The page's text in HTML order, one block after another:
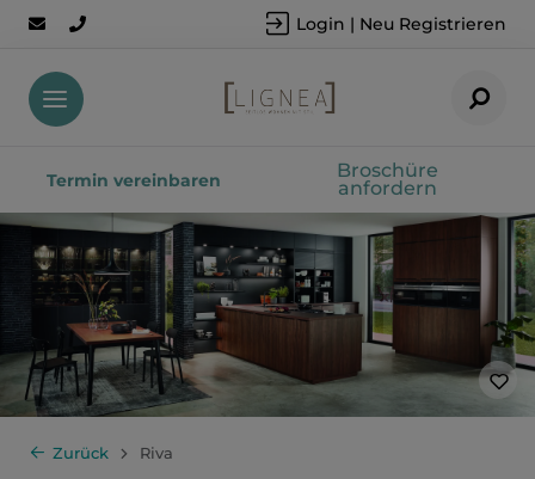
Login | Neu Registrieren
Termin vereinbaren Broschüre
anfordern
Zurück Riva